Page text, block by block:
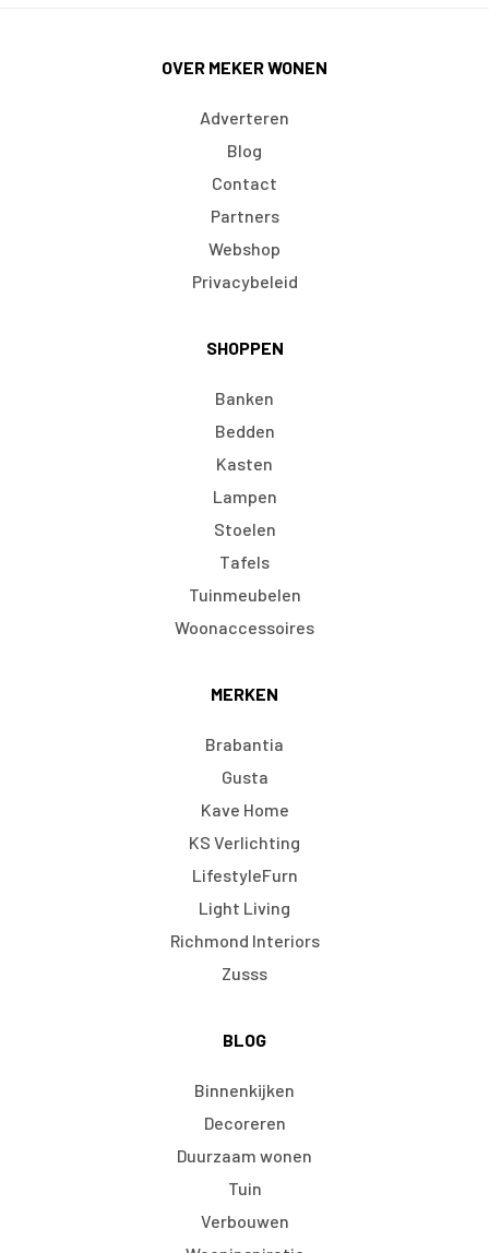
OVER MEKER WONEN
Adverteren
Blog
Contact
Partners
Webshop
Privacybeleid
SHOPPEN
Banken
Bedden
Kasten
Lampen
Stoelen
Tafels
Tuinmeubelen
Woonaccessoires
MERKEN
Brabantia
Gusta
Kave Home
KS Verlichting
LifestyleFurn
Light Living
Richmond Interiors
Zusss
BLOG
Binnenkijken
Decoreren
Duurzaam wonen
Tuin
Verbouwen